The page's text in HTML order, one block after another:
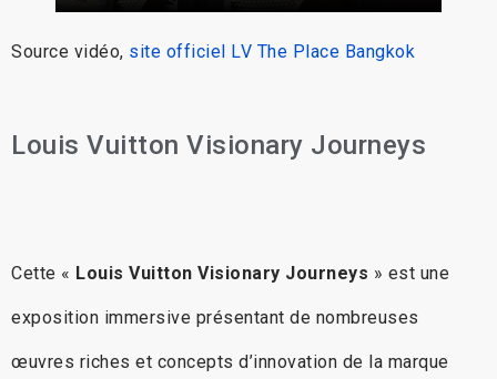
Source vidéo, site officiel LV The Place Bangkok
Louis Vuitton Visionary Journeys
Cette « Louis Vuitton Visionary Journeys » est une
exposition immersive présentant de nombreuses
œuvres riches et concepts d’innovation de la marque